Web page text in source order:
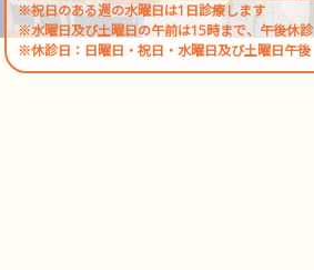
※祝日のある週の水曜日は1日診療します
※水曜日及び土曜日の午前は15時まで、午後休診
※休診日：日曜日・祝日・水曜日及び土曜日午後